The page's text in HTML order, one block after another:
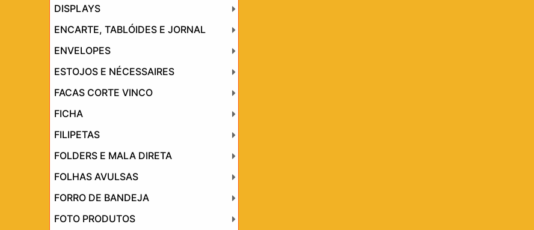
DISPLAYS
ENCARTE, TABLÓIDES E JORNAL
ENVELOPES
ESTOJOS E NÉCESSAIRES
FACAS CORTE VINCO
FICHA
FILIPETAS
FOLDERS E MALA DIRETA
FOLHAS AVULSAS
FORRO DE BANDEJA
FOTO PRODUTOS